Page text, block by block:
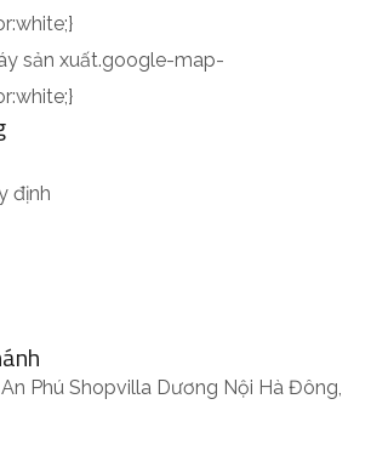
sản xuất.google-map-
định
Phú Shopvilla Dương Nội Hà Đông,